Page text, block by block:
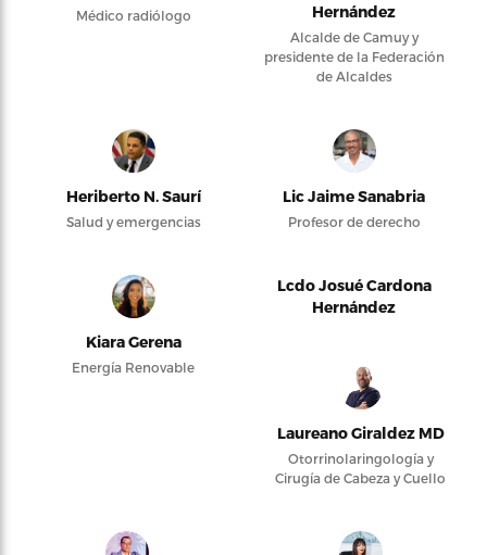
Médico radiólogo
Hernández
Alcalde de Camuy y
presidente de la Federación
de Alcaldes
Heriberto N. Saurí
Salud y emergencias
Lic Jaime Sanabria
Profesor de derecho
Kiara Gerena
Energía Renovable
Lcdo Josué Cardona
Hernández
Laureano Giraldez MD
Otorrinolaringología y
Cirugía de Cabeza y Cuello